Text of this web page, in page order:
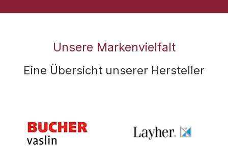
Unsere Markenvielfalt
Eine Übersicht unserer Hersteller